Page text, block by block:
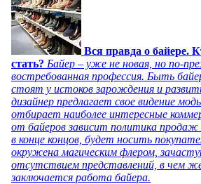
Вся правда о байере.
стать? Байер – уже не новая, но по-
востребованная профессия. Быть
стоят у истоков зарождения и
дизайнер предлагает свое видение
отбирает наиболее интересные
от байеров зависит политика продаж
в конце концов, будет носить
окружена магическим флером,
отсутствием представлений, в чем
заключается работа байера.